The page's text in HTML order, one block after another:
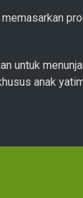
untuk
anak